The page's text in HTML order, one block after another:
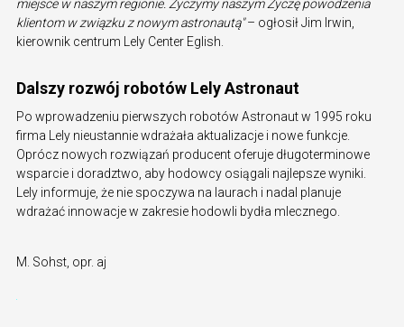
miejsce w naszym regionie. Życzymy naszym Życzę powodzenia
klientom w związku z nowym astronautą"– ogłosił Jim Irwin,
kierownik centrum Lely Center Eglish.
Dalszy rozwój robotów Lely Astronaut
Po wprowadzeniu pierwszych robotów Astronaut w 1995 roku
firma Lely nieustannie wdrażała aktualizacje i nowe funkcje.
Oprócz nowych rozwiązań producent oferuje długoterminowe
wsparcie i doradztwo, aby hodowcy osiągali najlepsze wyniki.
Lely informuje, że nie spoczywa na laurach i nadal planuje
wdrażać innowacje w zakresie hodowli bydła mlecznego.
M. Sohst, opr. aj